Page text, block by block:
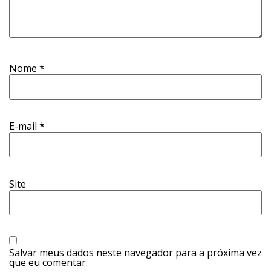
Nome *
E-mail *
Site
Salvar meus dados neste navegador para a próxima vez
que eu comentar.